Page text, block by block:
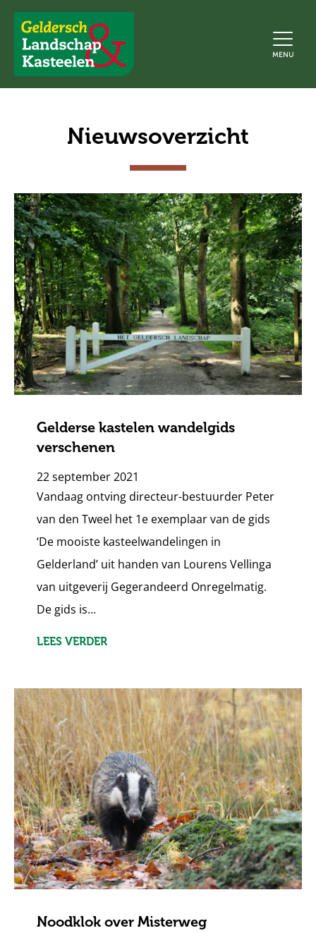
Geldersch
Landschap
en
MENU
Nieuwsoverzicht
Gelderse kastelen wandelgids
verschenen
22 september 2021
Vandaag ontving directeur-bestuurder Peter
van den Tweel het 1e exemplaar van de gids
‘De mooiste kasteelwandelingen in
Gelderland’ uit handen van Lourens Vellinga
van uitgeverij Gegerandeerd Onregelmatig.
De gids is…
LEES VERDER
Noodklok over Misterweg